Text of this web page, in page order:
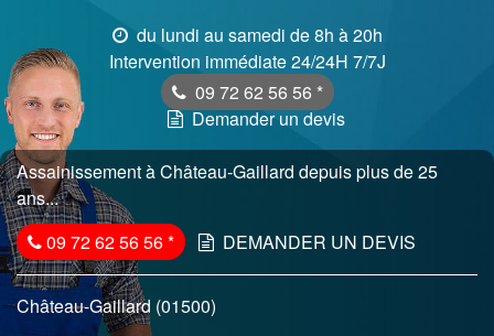
du lundi au samedi de 8h à 20h
Intervention immédiate 24/24H 7/7J
09 72 62 56 56 *
Demander un devis
Assainissement à Château-Gaillard depuis plus de 25
ans...
09 72 62 56 56* DEMANDER UN DEVIS
Château-Gaillard (01500)